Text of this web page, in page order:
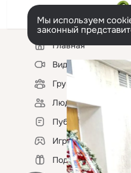
Мы используем
законный
Левая
колонкаГлавная
Видео
Группы
Люди
Публикации
Игры
Подарки